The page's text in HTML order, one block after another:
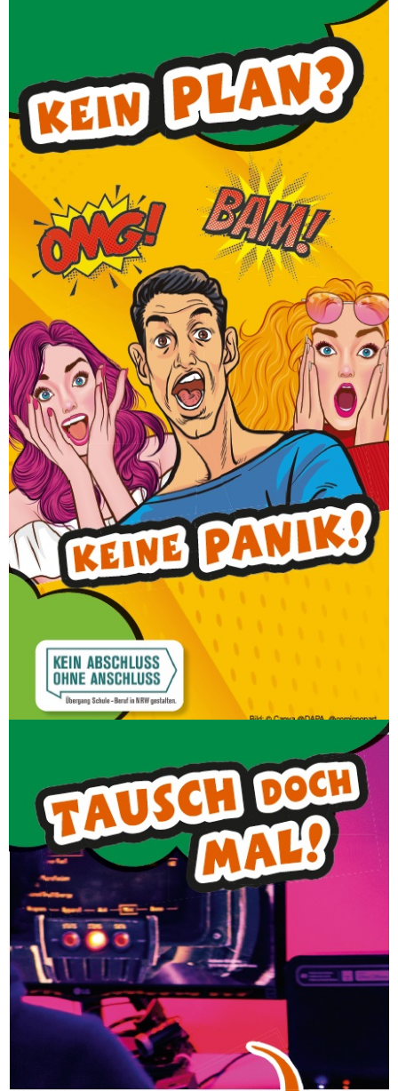
Medien/Comic
PRAXISKURS WIRD DIESES JAHR NICHT
ANGEBOTEN!
Den Kopf voller kreativer Ideen und keinen
Plan, wohin damit? Willst du deine Fantasie in
Comics lebendig werden lassen?
Beim Bildungsträger lernst du all das im
Medien-Workshop! Vom Entwurf bis hin zum
perfekten Ergebnis.
Super, um digitale und Printmedien
kennenzulernen und unter professioneller
Anleitung deine eigene fantastische Comic-
Kunst zu erschaffen.
Das Beste: du nimmst deinen eigenen Comic
auf einem Stick mit nach Hause.
Metall
Du bist handwerklich interessiert und
arbeitest gerne mit Metall? Willst das Handy
mal gegen Werkzeug tauschen? Dann mach
den Praxis-Check beim Bildungsträger!
Wir zeigen dir, wie du durch Zeichnen, Biegen,